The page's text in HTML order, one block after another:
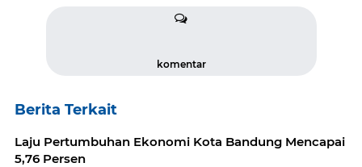
komentar
Berita Terkait
Laju Pertumbuhan Ekonomi Kota Bandung Mencapai
5,76 Persen